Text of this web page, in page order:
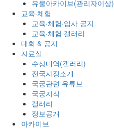
유물아카이브(관리자이상)
교육·체험
교육·체험·입사 공지
교육·체험 갤러리
대회 & 공지
자료실
수상내역(갤러리)
전국사정소개
국궁관련 유튜브
국궁지식
갤러리
정보공개
아카이브